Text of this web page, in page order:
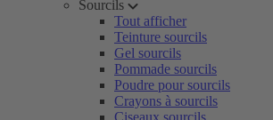
Sourcils
Tout afficher
Teinture sourcils
Gel sourcils
Pommade sourcils
Poudre pour sourcils
Crayons à sourcils
Ciseaux sourcils